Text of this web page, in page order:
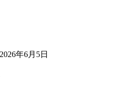
2026年6月5日